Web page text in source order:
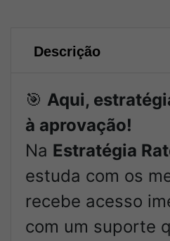
Descrição
🎯 Aqui,
à aprovação!
Na Estratégia
estuda com os
recebe acesso
com um suporte